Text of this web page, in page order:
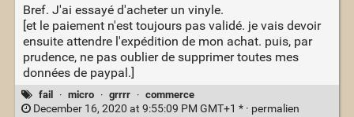
Bref. J'ai essayé d'acheter un vinyle.
[et le paiement n'est toujours pas validé. je vais devoir
ensuite attendre l'expédition de mon achat. puis, par
prudence, ne pas oublier de supprimer toutes mes
données de paypal.]
fail · micro · grrrr · commerce
December 16, 2020 at 9:55:09 PM GMT+1 * · permalien